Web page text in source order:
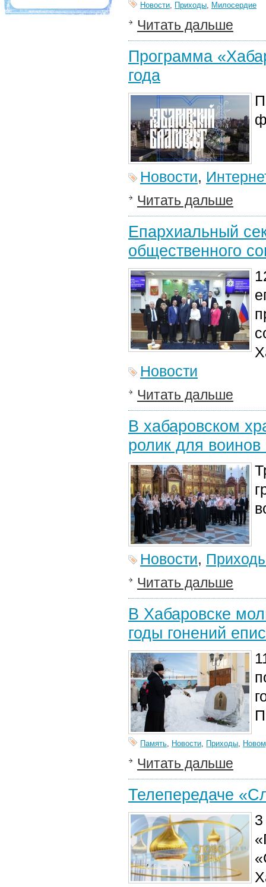
Новости, Приходы, Милосердие
Читать дальше
Программа
года
Новости,
Читать дальше
Епархиальный
общественного
Новости
Читать дальше
В хабаровском
ролик для
Новости,
Читать дальше
В Хабаровске
годы гонений
Память, Новости, Приходы,
Читать дальше
Телепередаче